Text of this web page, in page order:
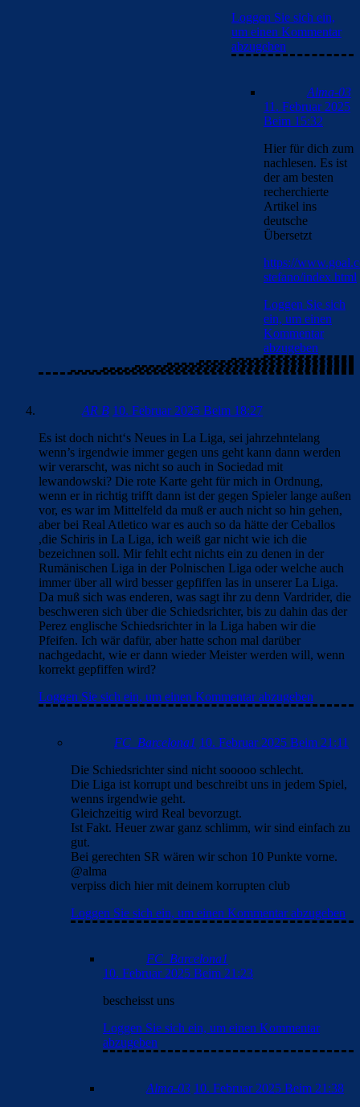
Loggen Sie sich ein,
um einen Kommentar
abzugeben
Alma-03
11. Februar 2025
Beim 15:32
Hier für dich zum
nachlesen. Es ist
der am besten
recherchierte
Artikel ins
deutsche
Übersetzt
https://
stefano/index.html
Loggen Sie sich
ein, um einen
Kommentar
abzugeben
AR B 10. Februar 2025 Beim 18:27
Es ist doch nicht‘s Neues in La Liga, sei jahrzehntelang
wenn’s irgendwie immer gegen uns geht kann dann werden
wir verarscht, was nicht so auch in Sociedad mit
lewandowski? Die rote Karte geht für mich in Ordnung,
wenn er in richtig trifft dann ist der gegen Spieler lange außen
vor, es war im Mittelfeld da muß er auch nicht so hin gehen,
aber bei Real Atletico war es auch so da hätte der Ceballos
,die Schiris in La Liga, ich weiß gar nicht wie ich die
bezeichnen soll. Mir fehlt echt nichts ein zu denen in der
Rumänischen Liga in der Polnischen Liga oder welche auch
immer über all wird besser gepfiffen las in unserer La Liga.
Da muß sich was enderen, was sagt ihr zu denn Vardrider, die
beschweren sich über die Schiedsrichter, bis zu dahin das der
Perez englische Schiedsrichter in la Liga haben wir die
Pfeifen. Ich wär dafür, aber hatte schon mal darüber
nachgedacht, wie er dann wieder Meister werden will, wenn
korrekt gepfiffen wird?
Loggen Sie sich ein, um einen Kommentar abzugeben
FC_Barcelona1 10. Februar 2025 Beim 21:11
Die Schiedsrichter sind nicht sooooo schlecht.
Die Liga ist korrupt und beschreibt uns in jedem Spiel,
wenns irgendwie geht.
Gleichzeitig wird Real bevorzugt.
Ist Fakt. Heuer zwar ganz schlimm, wir sind einfach zu
gut.
Bei gerechten SR wären wir schon 10 Punkte vorne.
@alma
verpiss dich hier mit deinem korrupten club
Loggen Sie sich ein, um einen Kommentar abzugeben
FC_Barcelona1
10. Februar 2025 Beim 21:23
bescheisst uns
Loggen Sie sich ein, um einen Kommentar
abzugeben
Alma-03 10. Februar 2025 Beim 21:38